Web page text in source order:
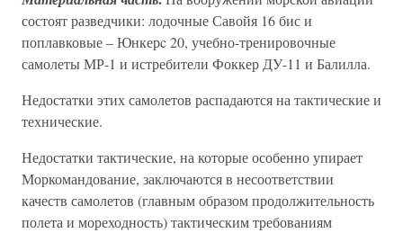
состоят разведчики: лодочные Савойя 16 бис и
поплавковые – Юнкерc 20, учебно-тренировочные
самолеты МР-1 и истребители Фоккер ДУ-11 и Балилла.
Недостатки этих самолетов распадаются на тактические и
технические.
Недостатки тактические, на которые особенно упирает
Моркомандование, заключаются в несоответствии
качеств самолетов (главным образом продолжительность
полета и мореходность) тактическим требованиям